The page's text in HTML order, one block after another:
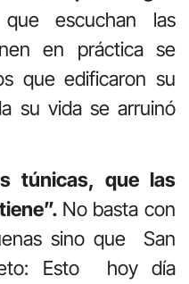
escuchan las
en práctica se
que edificaron su
su vida se arruinó
túnicas, que las
No basta con
sino que San
Esto hoy día